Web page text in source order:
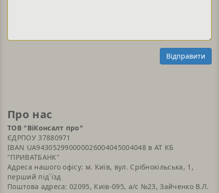
Відправити
Про нас
ТОВ "ВіКонсалт про"
ЄДРПОУ 37880971
IBAN UA943052990000026004045004048 в АТ КБ
"ПРИВАТБАНК"
Адреса нашого офісу: м. Київ, вул. Срібнокільська, 1,
перший під`їзд
Поштова адреса: 02095, Київ-095, а/с №23, Зайченко В.Л.